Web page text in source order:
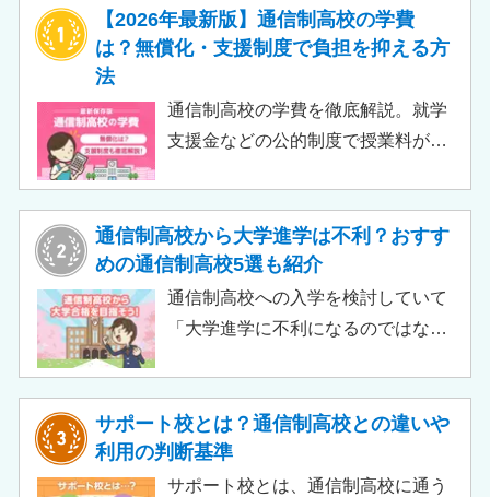
【2026年最新版】通信制高校の学費
は？無償化・支援制度で負担を抑える方
法
通信制高校の学費を徹底解説。就学
支援金などの公的制度で授業料が実
目安、申請時の注意点などをわかり
やすく解説します。費用負担を抑え
られるのでチェックしてみましょ
う。
通信制高校から大学進学は不利？おすす
めの通信制高校5選も紹介
通信制高校への入学を検討していて
「大学進学に不利になるのではない
のではないでしょうか。 結論とし
て、通信制高校に通っているからと
いって大学進学に不利になることは
サポート校とは？通信制高校との違いや
利用の判断基準
サポート校とは、通信制高校に通う